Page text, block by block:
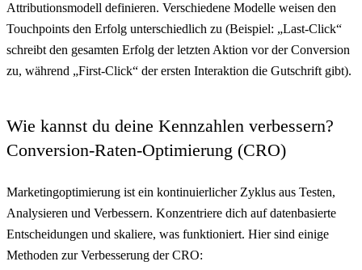
Attributionsmodell definieren. Verschiedene Modelle weisen den
Touchpoints den Erfolg unterschiedlich zu (Beispiel: „Last-Click“
schreibt den gesamten Erfolg der letzten Aktion vor der Conversion
zu, während „First-Click“ der ersten Interaktion die Gutschrift gibt).
Wie kannst du deine Kennzahlen verbessern?
Conversion-Raten-Optimierung (CRO)
Marketingoptimierung ist ein kontinuierlicher Zyklus aus Testen,
Analysieren und Verbessern. Konzentriere dich auf datenbasierte
Entscheidungen und skaliere, was funktioniert. Hier sind einige
Methoden zur Verbesserung der CRO: